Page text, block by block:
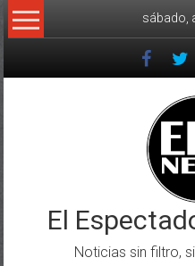
Saltar
al
sábado,
El
Noticias sin filtro,